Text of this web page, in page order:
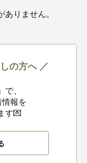
りません。
の方へ ／
、
報を
す💌